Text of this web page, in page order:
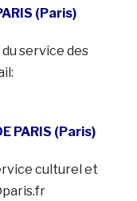
(Paris)
service des
PARIS (Paris)
culturel et